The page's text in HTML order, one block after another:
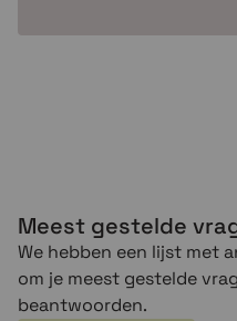
Meest gestelde
We hebben een lijst met
om je meest gestelde
beantwoorden.